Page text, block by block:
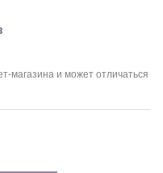
магазина и может отличаться